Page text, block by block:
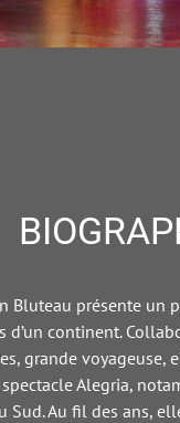
Bluteau présente un
d’un continent.
grande voyageuse,
Alegria,
Sud. Au fil des ans,